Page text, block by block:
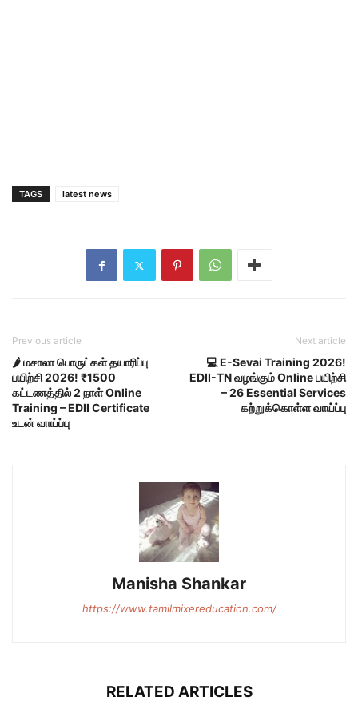
TAGS latest news
Previous article
🌶️ மசாலா பொருட்கள் தயாரிப்பு
பயிற்சி 2026! ₹1500
கட்டணத்தில் 2 நாள் Online
Training – EDII Certificate
உடன் வாய்ப்பு
Next article
💻 E-Sevai Training 2026!
EDII-TN வழங்கும் Online பயிற்சி
– 26 Essential Services
கற்றுக்கொள்ள வாய்ப்பு
Manisha Shankar
https://www.tamilmixereducation.com/
RELATED ARTICLES